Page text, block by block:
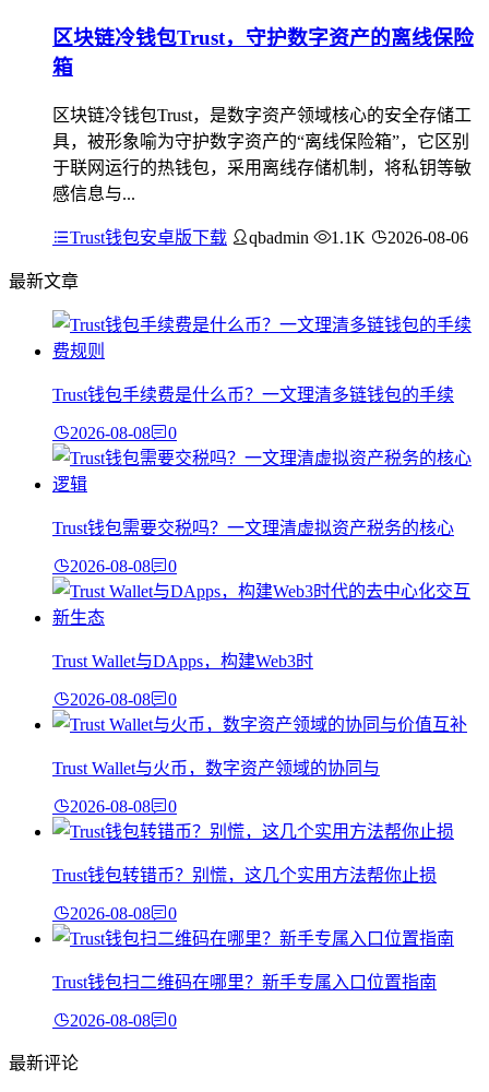
区块链冷钱包Trust，守护数字资产的离线保险
箱
区块链冷钱包Trust，是数字资产领域核心的安全存储工
具，被形象喻为守护数字资产的“离线保险箱”，它区别
于联网运行的热钱包，采用离线存储机制，将私钥等敏
感信息与...
Trust钱包安卓版下载 qbadmin 1.1K 2026-08-06
最新文章
Trust钱包手续费是什么币？一文理清多链钱包的手续
2026-08-08 0
Trust钱包需要交税吗？一文理清虚拟资产税务的核心
2026-08-08 0
Trust Wallet与DApps，构建Web3时
2026-08-08 0
Trust Wallet与火币，数字资产领域的协同与
2026-08-08 0
Trust钱包转错币？别慌，这几个实用方法帮你止损
2026-08-08 0
Trust钱包扫二维码在哪里？新手专属入口位置指南
2026-08-08 0
最新评论